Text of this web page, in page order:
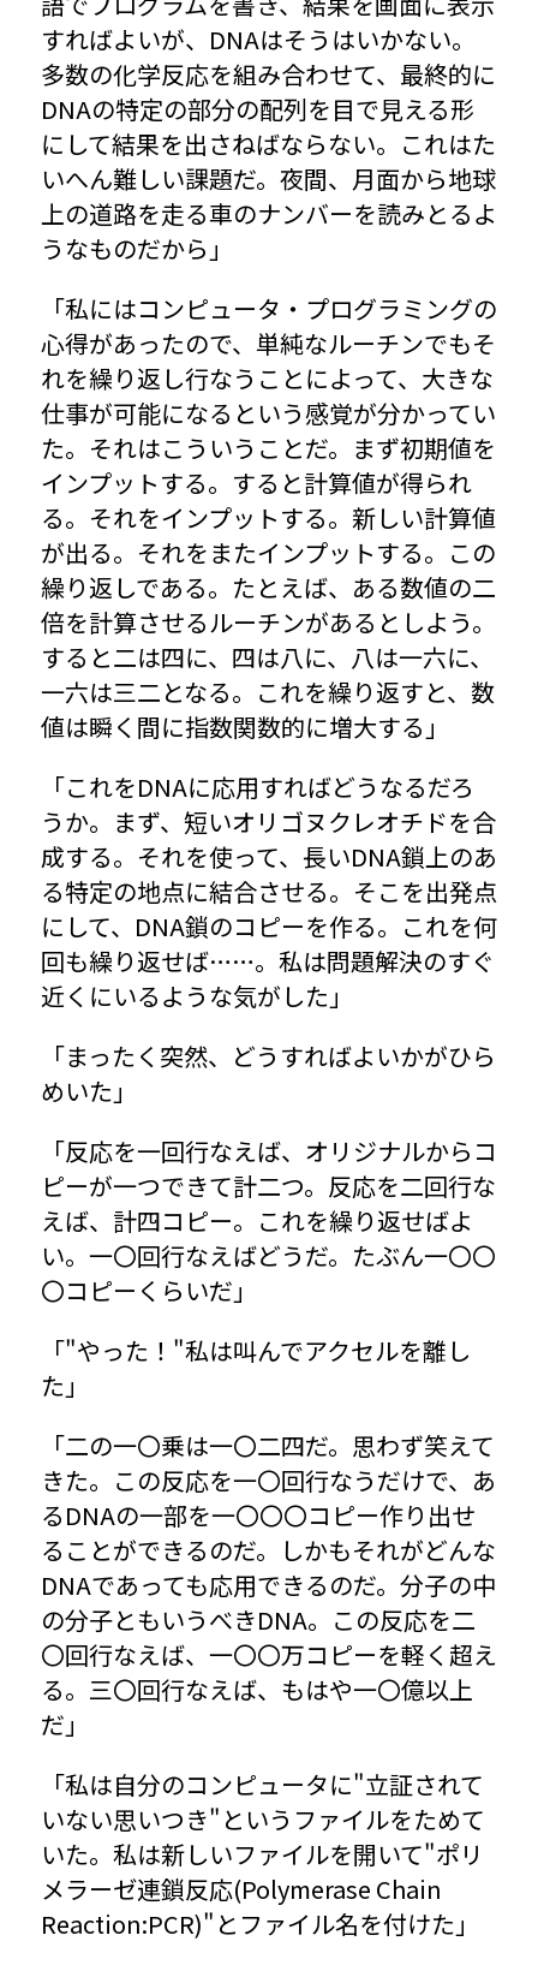
すればよいが、DNAはそうはいかない。
多数の化学反応を組み合わせて、最終的に
DNAの特定の部分の配列を目で見える形
にして結果を出さねばならない。これはた
いへん難しい課題だ。夜間、月面から地球
上の道路を走る車のナンバーを読みとるよ
うなものだから」
「私にはコンピュータ・プログラミングの
心得があったので、単純なルーチンでもそ
れを繰り返し行なうことによって、大きな
仕事が可能になるという感覚が分かってい
た。それはこういうことだ。まず初期値を
インプットする。すると計算値が得られ
る。それをインプットする。新しい計算値
が出る。それをまたインプットする。この
繰り返しである。たとえば、ある数値の二
倍を計算させるルーチンがあるとしよう。
すると二は四に、四は八に、八は一六に、
一六は三二となる。これを繰り返すと、数
値は瞬く間に指数関数的に増大する」
「これをDNAに応用すればどうなるだろ
うか。まず、短いオリゴヌクレオチドを合
成する。それを使って、長いDNA鎖上のあ
る特定の地点に結合させる。そこを出発点
にして、DNA鎖のコピーを作る。これを何
回も繰り返せば……。私は問題解決のすぐ
近くにいるような気がした」
「まったく突然、どうすればよいかがひら
めいた」
「反応を一回行なえば、オリジナルからコ
ピーが一つできて計二つ。反応を二回行な
えば、計四コピー。これを繰り返せばよ
い。一〇回行なえばどうだ。たぶん一〇〇
〇コピーくらいだ」
「"やった！"私は叫んでアクセルを離し
た」
「二の一〇乗は一〇二四だ。思わず笑えて
きた。この反応を一〇回行なうだけで、あ
るDNAの一部を一〇〇〇コピー作り出せ
ることができるのだ。しかもそれがどんな
DNAであっても応用できるのだ。分子の中
の分子ともいうべきDNA。この反応を二
〇回行なえば、一〇〇万コピーを軽く超え
る。三〇回行なえば、もはや一〇億以上
だ」
「私は自分のコンピュータに"立証されて
いない思いつき"というファイルをためて
いた。私は新しいファイルを開いて"ポリ
メラーゼ連鎖反応(Polymerase Chain
Reaction:PCR)"とファイル名を付けた」